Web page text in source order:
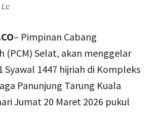
Lc
– Pimpinan Cabang
(PCM) Selat, akan menggelar
Syawal 1447 hijriah di Kompleks
Panunjung Tarung Kuala
Jumat 20 Maret 2026 pukul